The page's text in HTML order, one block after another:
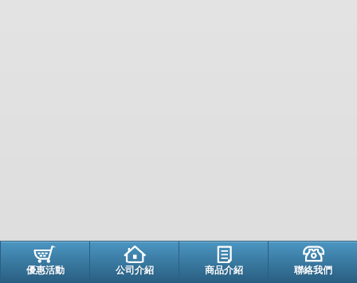
優惠活動 公司介紹 商品介紹 聯絡我們